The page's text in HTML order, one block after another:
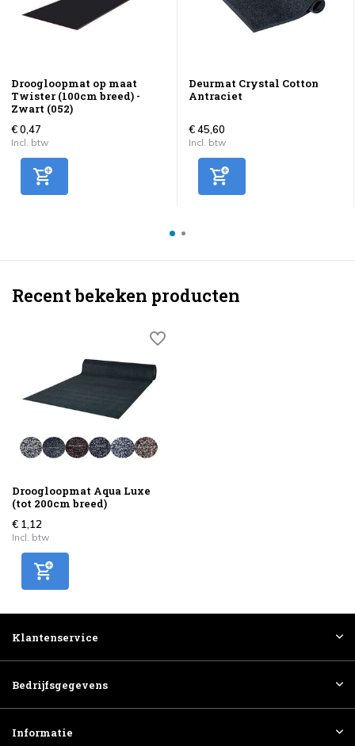
Droogloopmat op maat
Twister (100cm breed) -
Zwart (052)
€ 0,47
Incl. btw
Deurmat Crystal Cotton
Antraciet
€ 45,60
Incl. btw
Recent bekeken producten
Droogloopmat Aqua Luxe
(tot 200cm breed)
€ 1,12
Incl. btw
Klantenservice
Bedrijfsgegevens
Informatie